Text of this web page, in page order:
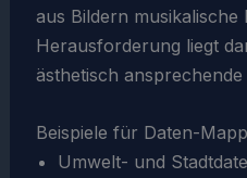
aus Bildern musikalische
Herausforderung liegt
ästhetisch
Beispiele für Daten-
Umwelt- und